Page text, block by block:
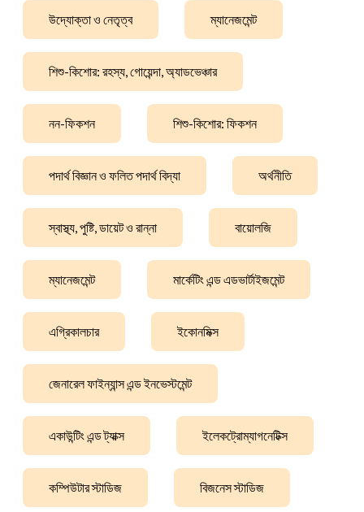
উদ্যোক্তা ও নেতৃত্ব ম্যানেজমেন্ট
শিশু-কিশোর: রহস্য, গোয়েন্দা, অ্যাডভেঞ্চার
নন-ফিকশন শিশু-কিশোর: ফিকশন
পদার্থ বিজ্ঞান ও ফলিত পদার্থ বিদ্যা অর্থনীতি
স্বাস্থ্য, পুষ্টি, ডায়েট ও রান্না বায়োলজি
ম্যানেজমেন্ট মার্কেটিং এন্ড এডভার্টাইজমেন্ট
এগ্রিকালচার ইকোনমিক্স
জেনারেল ফাইন্যান্স এন্ড ইনভেস্টমেন্ট
একাউন্টিং এন্ড ট্যাক্স ইলেকট্রোম্যাগনেটিক্স
কম্পিউটার স্টাডিজ বিজনেস স্টাডিজ